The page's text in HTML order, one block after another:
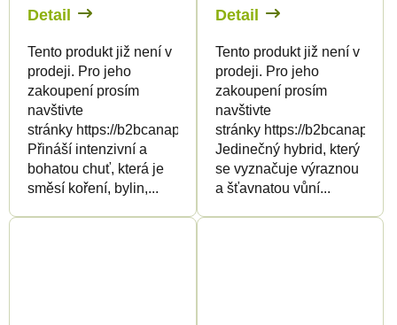
Detail
Tento produkt již není v
prodeji. Pro jeho
zakoupení prosím
navštivte
stránky https://b2bcanapuff.com/
Přináší intenzivní a
bohatou chuť, která je
směsí koření, bylin,...
Detail
Tento produkt již není v
prodeji. Pro jeho
zakoupení prosím
navštivte
stránky https://
Jedinečný hybrid, který
se vyznačuje výraznou
a šťavnatou vůní...